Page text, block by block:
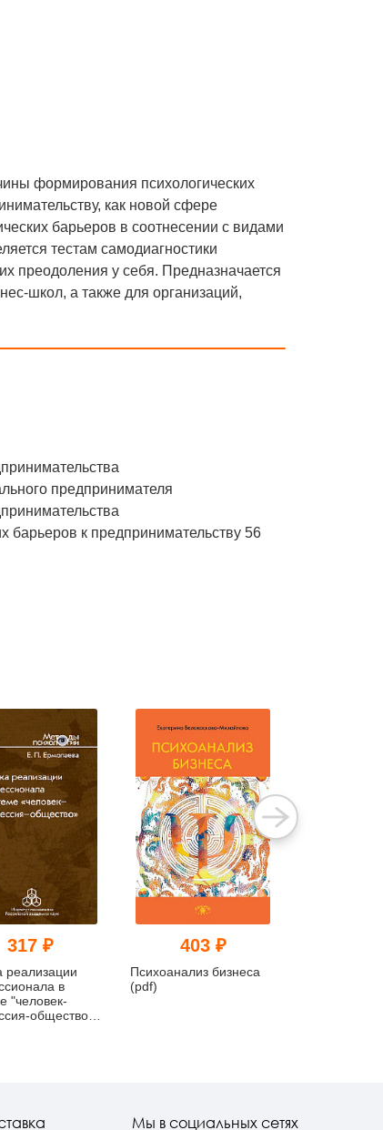
формирования психологических
как новой сфере
барьеров в соотнесении с видами
тестам самодиагностики
преодоления у себя. Предназначается
школ, а также для организаций,
предпринимателя
барьеров к предпринимательству 56
317 ₽
реализации
в
"человек-
общество"
403 ₽
Психоанализ бизнеса
(pdf)
Мы в социальных сетях